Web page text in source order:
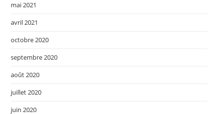
mai 2021
avril 2021
octobre 2020
septembre 2020
août 2020
juillet 2020
juin 2020